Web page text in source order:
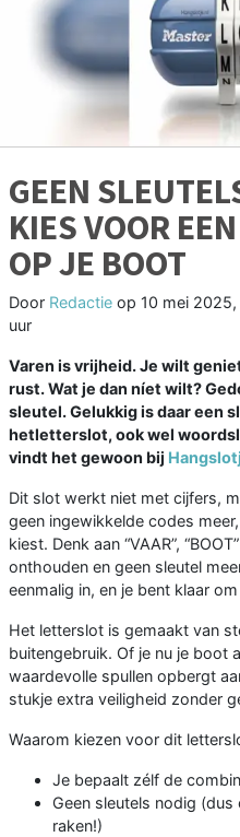
GEEN
KIES VOOR
OP JE BOOT
Door Redactie op 10 mei
uur
Varen is vrijheid. Je wilt
rust. Wat je dan níet wilt?
sleutel. Gelukkig is daar een
hetletterslot, ook wel
vindt het gewoon bij
Dit slot werkt niet met cijfers,
geen ingewikkelde codes
kiest. Denk aan “VAAR”,
onthouden en geen sleutel
eenmalig in, en je bent klaar
Het letterslot is gemaakt van
buitengebruik. Of je nu je boot
waardevolle spullen opbergt
stukje extra veiligheid zonder
Waarom kiezen voor dit
Je bepaalt zélf de
Geen sleutels nodig
raken!)